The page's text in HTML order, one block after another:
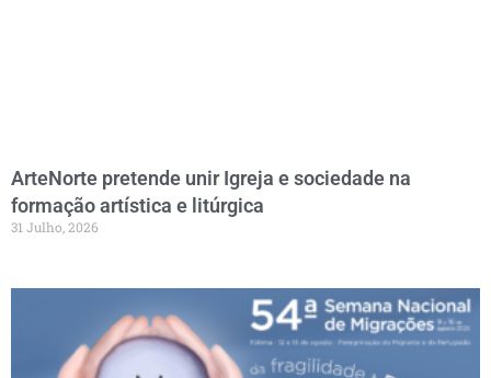
ArteNorte pretende unir Igreja e sociedade na
formação artística e litúrgica
31 Julho, 2026